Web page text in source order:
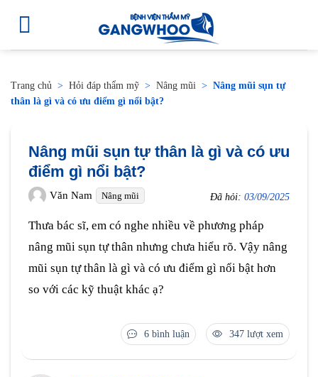
Trang chủ > Hỏi đáp thẩm mỹ > Nâng mũi > Nâng mũi sụn tự
thân là gì và có ưu điểm gì nổi bật?
Nâng mũi sụn tự thân là gì và có ưu
điểm gì nổi bật?
Văn Nam Nâng mũi Đã hỏi: 03/09/2025
Thưa bác sĩ, em có nghe nhiều về phương pháp
nâng mũi sụn tự thân nhưng chưa hiểu rõ. Vậy nâng
mũi sụn tự thân là gì và có ưu điểm gì nổi bật hơn
so với các kỹ thuật khác ạ?
6 bình luận 347 lượt xem